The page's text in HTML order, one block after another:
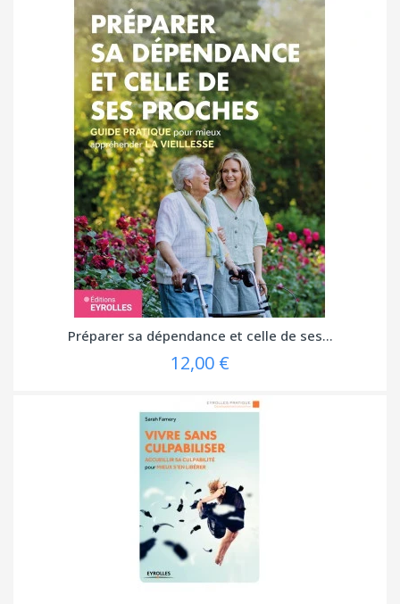
Préparer sa dépendance et celle de ses...
12,00 €